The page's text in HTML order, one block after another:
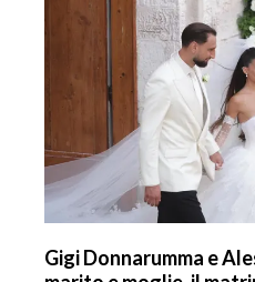
Gigi Donnarumma e